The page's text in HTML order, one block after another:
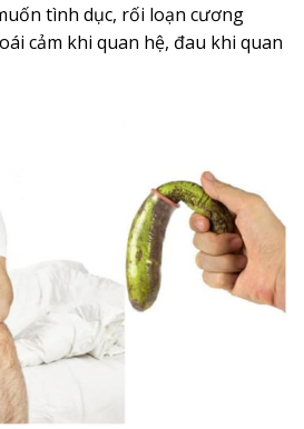
tình dục, rối loạn cương
cảm khi quan hệ, đau khi quan